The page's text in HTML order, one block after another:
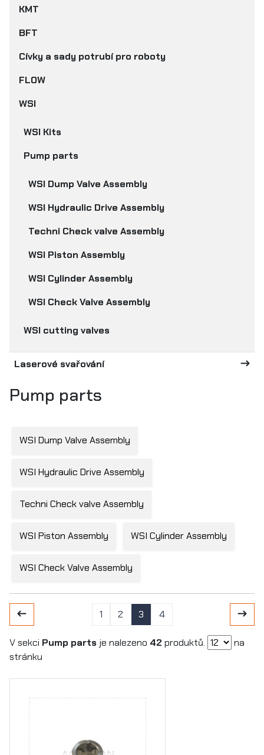
KMT
BFT
Cívky a sady potrubí pro roboty
FLOW
WSI
WSI Kits
Pump parts
WSI Dump Valve Assembly
WSI Hydraulic Drive Assembly
Techni Check valve Assembly
WSI Piston Assembly
WSI Cylinder Assembly
WSI Check Valve Assembly
WSI cutting valves
Laserové svařování
Pump parts
WSI Dump Valve Assembly
WSI Hydraulic Drive Assembly
Techni Check valve Assembly
WSI Piston Assembly WSI Cylinder Assembly
WSI Check Valve Assembly
1 2 3 4
V sekci Pump parts je nalezeno 42 produktů.
na
stránku